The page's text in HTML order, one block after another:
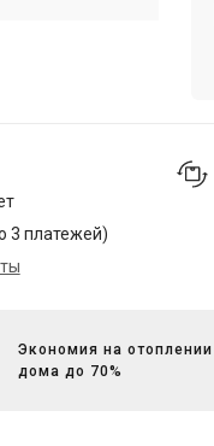
3 платежей)
Экономия на отоплении
дома до 70%